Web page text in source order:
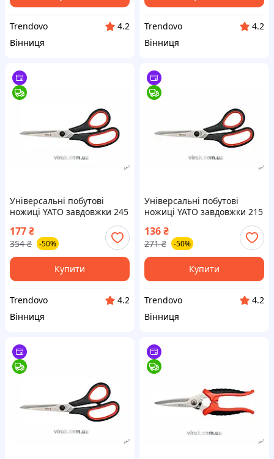
Trendovo
4.2
Вінниця
Trendovo
4.2
Вінниця
Універсальні побутові
ножиці YATO завдовжки 245
комфортною ручкою
177₴
354 ₴ -50%
Купити
Trendovo
4.2
Вінниця
Універсальні побутові
ножиці YATO завдовжки 215
мм для дому та творчості зі
зручною ручкою
136₴
271 ₴ -50%
Купити
Trendovo
4.2
Вінниця